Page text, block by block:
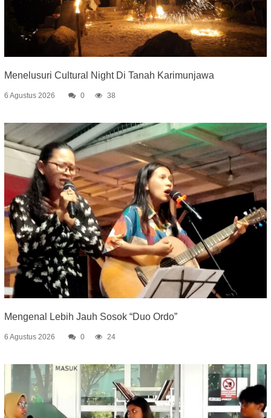
Menelusuri Cultural Night Di Tanah Karimunjawa
6 Agustus 2026 0 38
Mengenal Lebih Jauh Sosok “Duo Ordo”
6 Agustus 2026 0 24